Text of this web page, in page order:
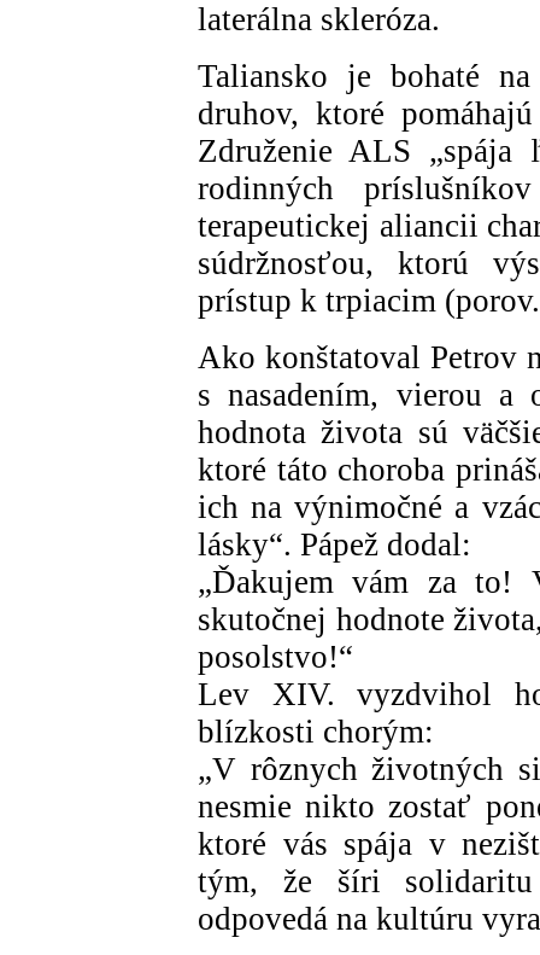
laterálna skleróza.
Taliansko je bohaté
druhov, ktoré
Združenie ALS
rodinných
terapeutickej aliancii
súdržnosťou, ktorú
prístup k trpiacim
Ako konštatoval Petrov
s nasadením, vierou a
hodnota života sú
ktoré táto choroba
ich na výnimočné a
lásky“. Pápež dodal:
„Ďakujem vám za to!
skutočnej hodnote
posolstvo!“
Lev XIV. vyzdvihol
blízkosti chorým:
„V rôznych životných
nesmie nikto zostať
ktoré vás spája v
tým, že šíri
odpovedá na kultúru